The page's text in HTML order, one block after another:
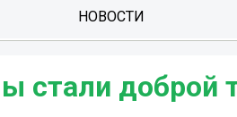
НОВОСТИ
стали доброй